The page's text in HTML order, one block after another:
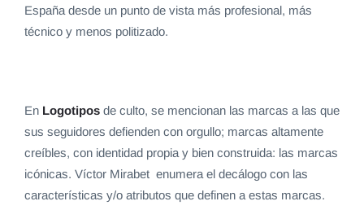
España desde un punto de vista más profesional, más
técnico y menos politizado.
En Logotipos de culto, se mencionan las marcas a las que
sus seguidores defienden con orgullo; marcas altamente
creíbles, con identidad propia y bien construida: las marcas
icónicas. Víctor Mirabet enumera el decálogo con las
características y/o atributos que definen a estas marcas.